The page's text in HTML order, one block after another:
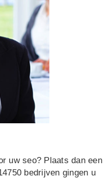
uw seo? Plaats dan een
bedrijven gingen u